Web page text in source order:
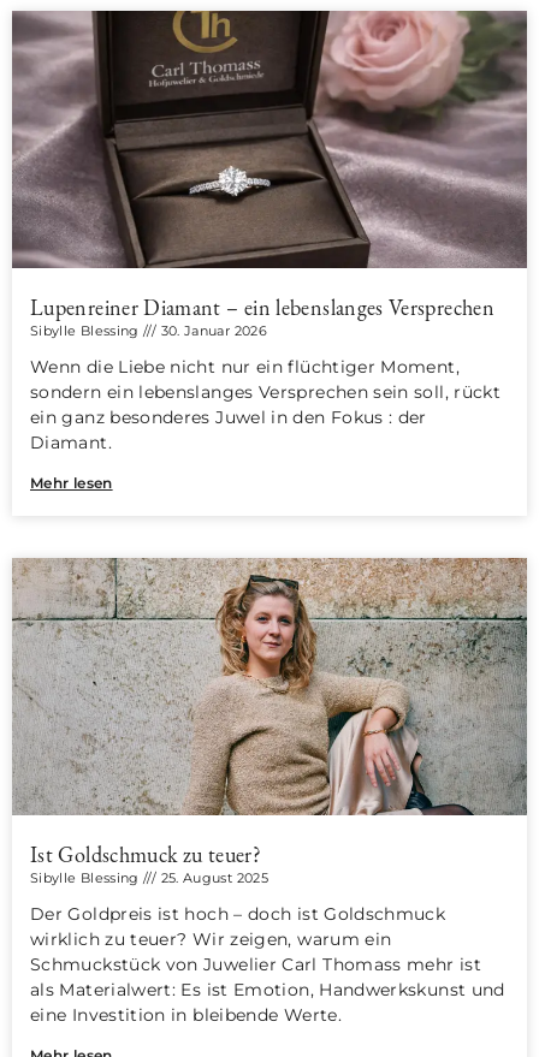
Lupenreiner Diamant – ein lebenslanges Versprechen
Sibylle Blessing 30. Januar 2026
Wenn die Liebe nicht nur ein flüchtiger Moment,
sondern ein lebenslanges Versprechen sein soll, rückt
ein ganz besonderes Juwel in den Fokus : der
Diamant.
Mehr lesen
Ist Goldschmuck zu teuer?
Sibylle Blessing 25. August 2025
Der Goldpreis ist hoch – doch ist Goldschmuck
wirklich zu teuer? Wir zeigen, warum ein
Schmuckstück von Juwelier Carl Thomass mehr ist
als Materialwert: Es ist Emotion, Handwerkskunst und
eine Investition in bleibende Werte.